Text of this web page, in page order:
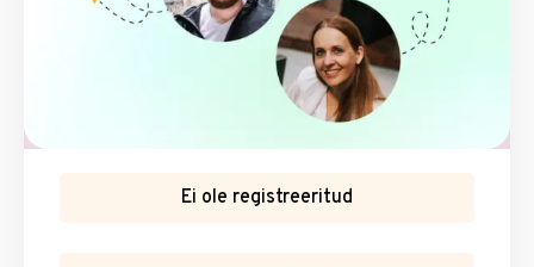
Ei ole registreeritud